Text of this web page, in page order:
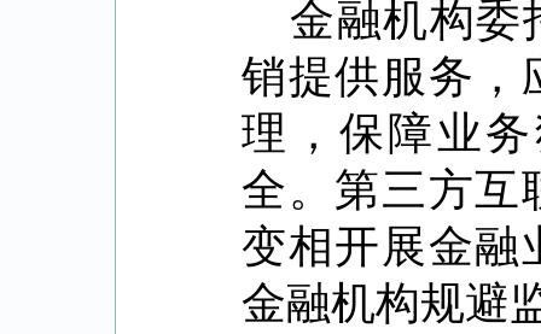
金融机构委
销提供服务，
理，保障业
全。第三方互
变相开展金融
金融机构规避